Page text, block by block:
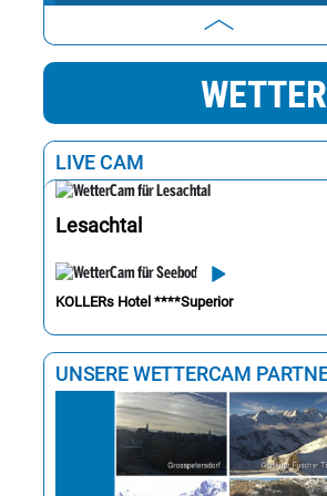
Salzburg
Sankt Pölten
LIVE CAM
Lesachtal
KOLLERs Hotel ****Superior
UNSERE WETTERCAM